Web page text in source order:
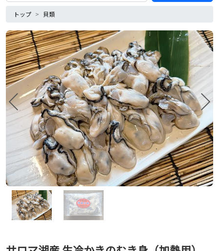
トップ 貝類